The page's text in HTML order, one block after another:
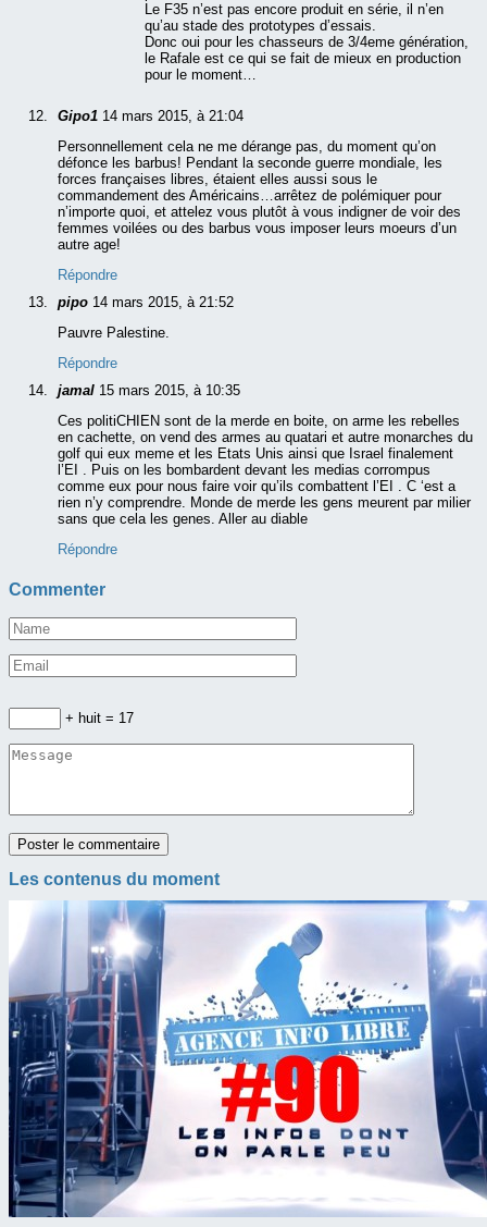
Le F35 n’est pas encore produit en série, il n’en
qu’au stade des prototypes d’essais.
Donc oui pour les chasseurs de 3/4eme génération,
le Rafale est ce qui se fait de mieux en production
pour le moment…
Gipo1 14 mars 2015, à 21:04
Personnellement cela ne me dérange pas, du moment qu’on
défonce les barbus! Pendant la seconde guerre mondiale, les
forces françaises libres, étaient elles aussi sous le
commandement des Américains…arrêtez de polémiquer pour
n’importe quoi, et attelez vous plutôt à vous indigner de voir des
femmes voilées ou des barbus vous imposer leurs moeurs d’un
autre age!
Répondre
pipo 14 mars 2015, à 21:52
Pauvre Palestine.
Répondre
jamal 15 mars 2015, à 10:35
Ces politiCHIEN sont de la merde en boite, on arme les rebelles
en cachette, on vend des armes au quatari et autre monarches du
golf qui eux meme et les Etats Unis ainsi que Israel finalement
l’EI . Puis on les bombardent devant les medias corrompus
comme eux pour nous faire voir qu’ils combattent l’EI . C ‘est a
rien n’y comprendre. Monde de merde les gens meurent par milier
sans que cela les genes. Aller au diable
Répondre
Commenter
+ huit = 17
Les contenus du moment